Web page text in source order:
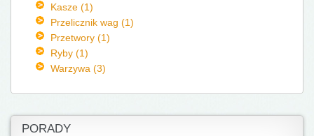
Kasze (1)
Przelicznik wag (1)
Przetwory (1)
Ryby (1)
Warzywa (3)
PORADY